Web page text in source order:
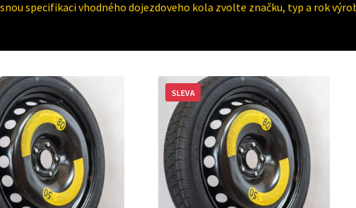
specifikaci vhodného dojezdoveho kola zvolte značku, typ a rok
SLEVA